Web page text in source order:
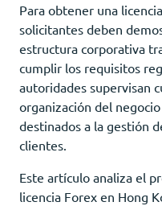
Para obtener una
solicitantes deben
estructura corporativa
cumplir los requisitos
autoridades supervisan
organización del
destinados a la gestión
clientes.
Este artículo analiza el
licencia Forex en Hong